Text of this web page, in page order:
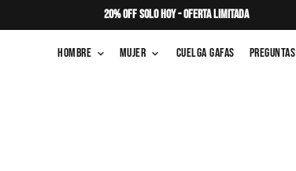
20% OFF SOLO HOY - OFERTA LIMITADA
Hombre keyboard_arrow_down Mujer keyboard_arrow_down Cuelga Gafas Preguntas